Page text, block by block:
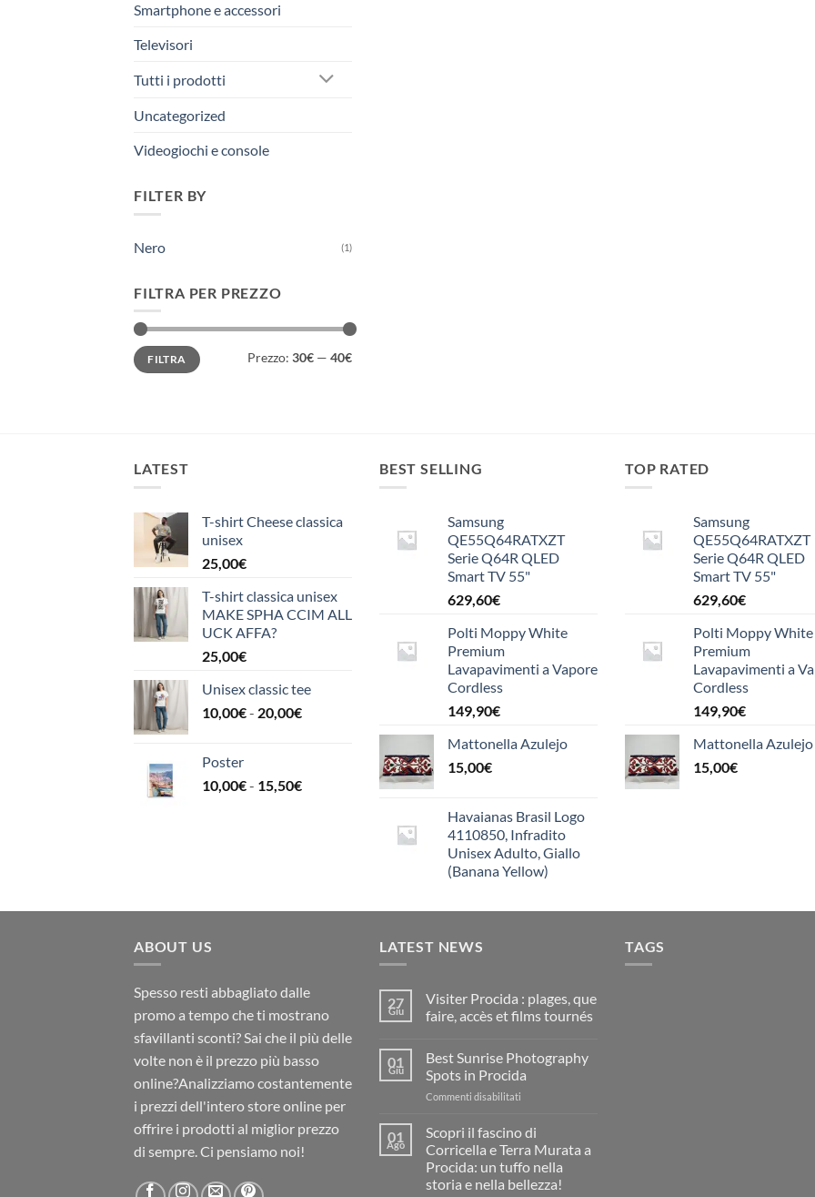
Smartphone e accessori
Televisori
Tutti i prodotti
Uncategorized
Videogiochi e console
FILTER BY
Nero (1)
FILTRA PER PREZZO
Prezzo
Min
Prezzo
MaxFILTRA Prezzo: 30€ — 40€
LATEST
T-shirt Cheese classica
unisex
25,00€
T-shirt classica unisex
MAKE SPHA CCIM ALL
UCK AFFA?
25,00€
Unisex classic tee
10,00€- 20,00€Fascia
10,00€
Poster
10,00€- 15,50€Fascia
BEST SELLING
Samsung
QE55Q64RATXZT
Serie Q64R QLED
Smart TV 55"
629,60€
Polti Moppy White
Premium
Lavapavimenti a Vapore
Cordless
149,90€
Mattonella Azulejo
15,00€
Havaianas Brasil Logo
4110850, Infradito
Unisex Adulto, Giallo
(Banana Yellow)
TOP RATED
Samsung
QE55Q64RATXZT
Serie Q64R QLED
Smart TV 55"
629,60€
Polti Moppy White
Premium
Lavapavimenti a
Cordless
149,90€
Mattonella Azulejo
15,00€
ABOUT US
Spesso resti abbagliato dalle
promo a tempo che ti mostrano
sfavillanti sconti? Sai che il più delle
volte non è il prezzo più basso
online?Analizziamo costantemente
i prezzi dell'intero store online per
offrire i prodotti al miglior prezzo
di sempre. Ci pensiamo noi!
LATEST NEWS
27
Giu
Visiter Procida : plages, que
faire, accès et films tournés
su
Visiter
Procida
faire,
accès
et
films
tournés
01
Giu
Best Sunrise Photography
Spots in Procida
Commenti disabilitati
Sunrise
Spots
in
Procida
01
Ago
Scopri il fascino di
Corricella e Terra Murata a
Procida: un tuffo nella
storia e nella bellezza!
TAGS